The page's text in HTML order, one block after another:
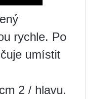
rychle. Po
umístit
2 / hlavu.